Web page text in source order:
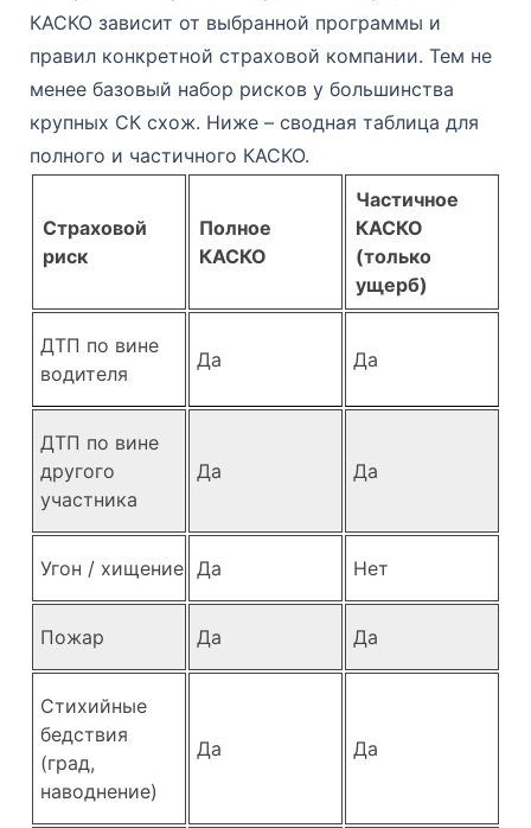
КАСКО зависит от выбранной программы и
правил конкретной страховой компании. Тем не
менее базовый набор рисков у большинства
крупных СК схож. Ниже – сводная таблица для
полного и частичного КАСКО.
Страховой
риск
Полное
КАСКО
Частичное
КАСКО
(только
ущерб)
ДТП по вине
водителя
Да Да
ДТП по вине
другого
участника
Да Да
Угон / хищение Да Нет
Пожар Да Да
Стихийные
бедствия
(град,
наводнение)
Да Да